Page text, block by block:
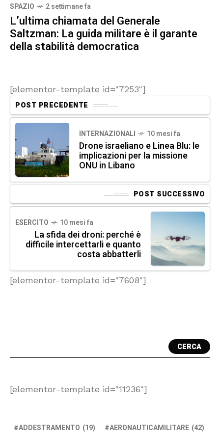
SPAZIO 2 settimane fa
L’ultima chiamata del Generale
Saltzman: La guida militare è il garante
della stabilità democratica
[elementor-template id="7253"]
POST PRECEDENTE
INTERNAZIONALI 10 mesi fa
Drone israeliano e Linea Blu: le
implicazioni per la missione
ONU in Libano
POST SUCCESSIVO
ESERCITO 10 mesi fa
La sfida dei droni: perché è
difficile intercettarli e quanto
costa abbatterli
[elementor-template id="7608"]
CERCA
[elementor-template id="11236"]
ADDESTRAMENTO (19) AERONAUTICAMILITARE (42)